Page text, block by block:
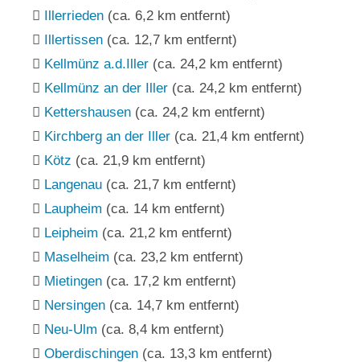
Illerrieden (ca. 6,2 km entfernt)
Illertissen (ca. 12,7 km entfernt)
Kellmünz a.d.Iller (ca. 24,2 km entfernt)
Kellmünz an der Iller (ca. 24,2 km entfernt)
Kettershausen (ca. 24,2 km entfernt)
Kirchberg an der Iller (ca. 21,4 km entfernt)
Kötz (ca. 21,9 km entfernt)
Langenau (ca. 21,7 km entfernt)
Laupheim (ca. 14 km entfernt)
Leipheim (ca. 21,2 km entfernt)
Maselheim (ca. 23,2 km entfernt)
Mietingen (ca. 17,2 km entfernt)
Nersingen (ca. 14,7 km entfernt)
Neu-Ulm (ca. 8,4 km entfernt)
Oberdischingen (ca. 13,3 km entfernt)